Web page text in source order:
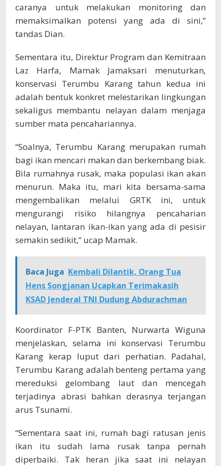
caranya untuk melakukan monitoring dan
memaksimalkan potensi yang ada di sini,”
tandas Dian.
Sementara itu, Direktur Program dan Kemitraan
Laz Harfa, Mamak Jamaksari menuturkan,
konservasi Terumbu Karang tahun kedua ini
adalah bentuk konkret melestarikan lingkungan
sekaligus membantu nelayan dalam menjaga
sumber mata pencahariannya.
“Soalnya, Terumbu Karang merupakan rumah
bagi ikan mencari makan dan berkembang biak.
Bila rumahnya rusak, maka populasi ikan akan
menurun. Maka itu, mari kita bersama-sama
mengembalikan melalui GRTK ini, untuk
mengurangi risiko hilangnya pencaharian
nelayan, lantaran ikan-ikan yang ada di pesisir
semakin sedikit,” ucap Mamak.
Baca Juga Kembali Dilantik, Orang Tua
Hens Songjanan Ucapkan Terimakasih
KSAD Jenderal TNI Dudung Abdurachman
Koordinator F-PTK Banten, Nurwarta Wiguna
menjelaskan, selama ini konservasi Terumbu
Karang kerap luput dari perhatian. Padahal,
Terumbu Karang adalah benteng pertama yang
mereduksi gelombang laut dan mencegah
terjadinya abrasi bahkan derasnya terjangan
arus Tsunami.
“Sementara saat ini, rumah bagi ratusan jenis
ikan itu sudah lama rusak tanpa pernah
diperbaiki. Tak heran jika saat ini nelayan